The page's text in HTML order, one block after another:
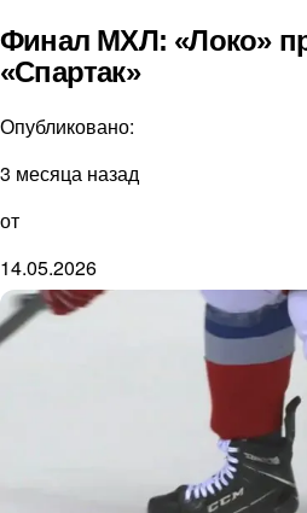
Финал МХЛ: «Локо»
«Спартак»
Опубликовано:
3 месяца назад
от
14.05.2026